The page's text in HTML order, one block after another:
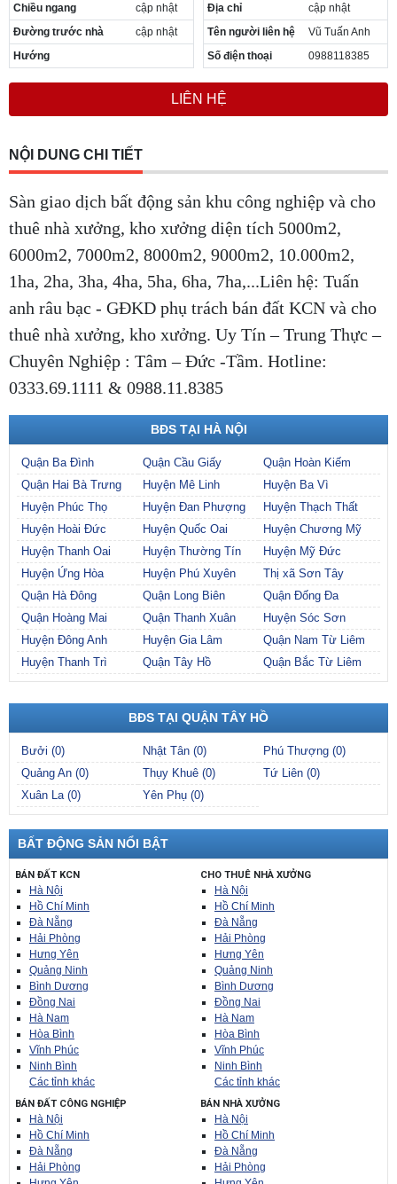
Chiều ngang
cập nhật
Đường trước nhà
cập nhật
Hướng
Địa chỉ
cập nhật
Tên người liên hệ
Vũ Tuấn Anh
Số điện thoại
0988118385
LIÊN HỆ
NỘI DUNG CHI TIẾT
Sàn giao dịch bất động sản khu công nghiệp và cho
thuê nhà xưởng, kho xưởng diện tích 5000m2,
6000m2, 7000m2, 8000m2, 9000m2, 10.000m2,
1ha, 2ha, 3ha, 4ha, 5ha, 6ha, 7ha,...Liên hệ: Tuấn
anh râu bạc - GĐKD phụ trách bán đất KCN và cho
thuê nhà xưởng, kho xưởng. Uy Tín – Trung Thực –
Chuyên Nghiệp : Tâm – Đức -Tầm. Hotline:
0333.69.1111 & 0988.11.8385
BĐS TẠI HÀ NỘI
Quận Ba Đình Quận Cầu Giấy
Quận Hoàn Kiếm
Quận Hai Bà Trưng
Huyện Mê Linh
Huyện Ba Vì
Huyện Phúc Thọ
Huyện Đan Phượng
Huyện Thạch Thất
Huyện Hoài Đức
Huyện Quốc Oai
Huyện Chương Mỹ
Huyện Thanh Oai
Huyện Thường Tín
Huyện Mỹ Đức
Huyện Ứng Hòa
Huyện Phú Xuyên
Thị xã Sơn Tây
Quận Hà Đông
Quận Long Biên
Quận Đống Đa
Quận Hoàng Mai
Quận Thanh Xuân
Huyện Sóc Sơn
Huyện Đông Anh
Huyện Gia Lâm
Quận Nam Từ Liêm
Huyện Thanh Trì
Quận Tây Hồ Quận Bắc Từ Liêm
BĐS TẠI QUẬN TÂY HỒ
Bưởi (0) Nhật Tân (0)
Phú Thượng (0)
Quảng An (0)
Thụy Khuê (0)
Tứ Liên (0)
Xuân La (0)
Yên Phụ (0)
BẤT ĐỘNG SẢN NỔI BẬT
BÁN ĐẤT KCN
Hà Nội
Hồ Chí Minh
Đà Nẵng
Hải Phòng
Hưng Yên
Quảng Ninh
Bình Dương
Đồng Nai
Hà Nam
Hòa Bình
Vĩnh Phúc
Ninh Bình
Các tỉnh khác
CHO THUÊ NHÀ XƯỞNG
Hà Nội
Hồ Chí Minh
Đà Nẵng
Hải Phòng
Hưng Yên
Quảng Ninh
Bình Dương
Đồng Nai
Hà Nam
Hòa Bình
Vĩnh Phúc
Ninh Bình
Các tỉnh khác
BÁN ĐẤT CÔNG NGHIỆP
Hà Nội
Hồ Chí Minh
Đà Nẵng
Hải Phòng
BÁN NHÀ XƯỞNG
Hà Nội
Hồ Chí Minh
Đà Nẵng
Hải Phòng